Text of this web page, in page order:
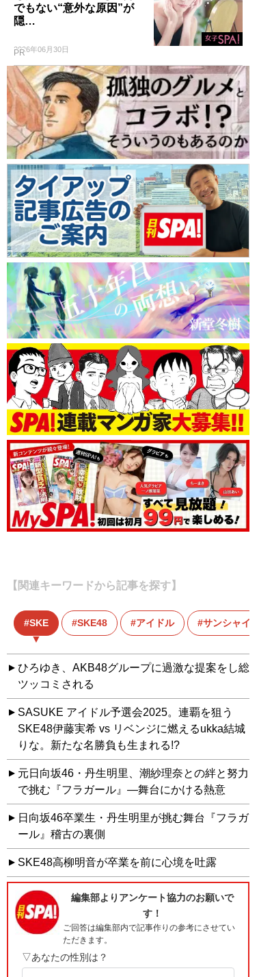
でもない“意外な原因”が
隠…
2026年06月30日
PR
【関連キーワードから記事を探す】
SKE SKE48 アイドル サンシャイン
ひろゆき、AKB48グループに過激な提案をし総
ツッコミされる
SASUKE アイドル予選会2025。連覇を狙う
SKE48伊藤実希 vs リベンジに燃えるukka結城
りな。新たな名勝負も生まれる!?
元日向坂46・丹生明里、潮紗理奈との絆と努力
で挑む『フラガール』—舞台にかける熱意
日向坂46卒業生・丹生明里が挑む舞台『フラガ
ール』稽古の裏側
SKE48高柳明音が卒業を前に心境を吐露